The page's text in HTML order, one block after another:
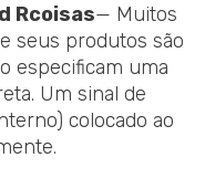
Rcoisas— Muitos
seus produtos são
especificam uma
Um sinal de
colocado ao